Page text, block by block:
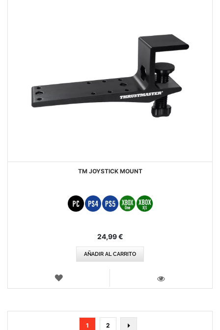
TM JOYSTICK MOUNT
24,99 €
AÑADIR AL CARRITO
LISTA
Página
Actualmente
1 Página
2